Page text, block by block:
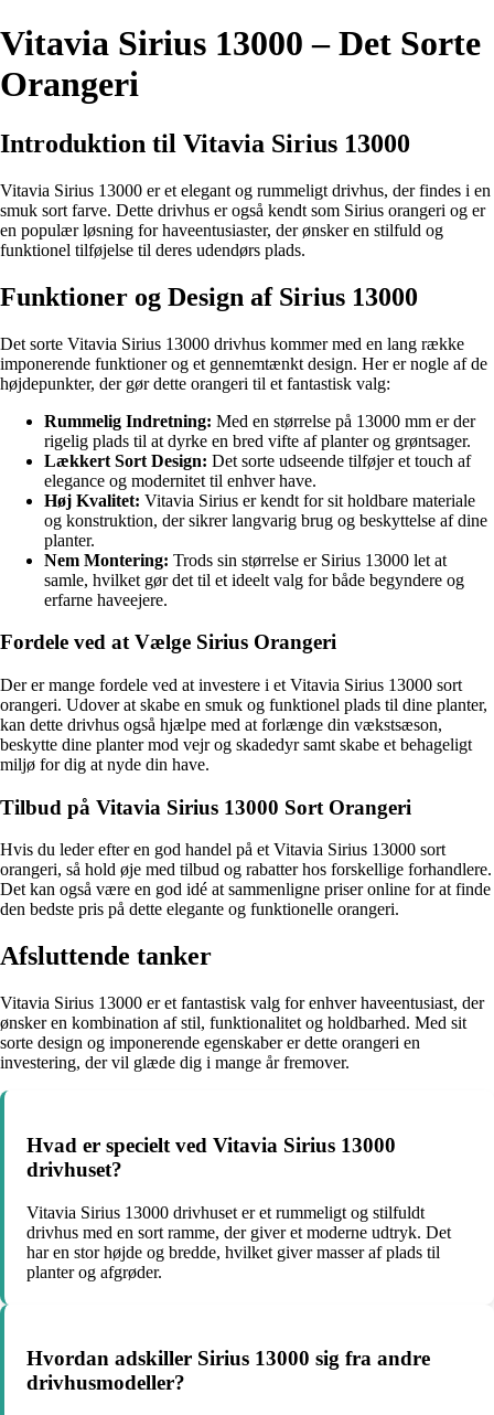
Vitavia Sirius 13000 – Det Sorte
Orangeri
Introduktion til Vitavia Sirius 13000
Vitavia Sirius 13000 er et elegant og rummeligt drivhus, der findes i en
smuk sort farve. Dette drivhus er også kendt som Sirius orangeri og er
en populær løsning for haveentusiaster, der ønsker en stilfuld og
funktionel tilføjelse til deres udendørs plads.
Funktioner og Design af Sirius 13000
Det sorte Vitavia Sirius 13000 drivhus kommer med en lang række
imponerende funktioner og et gennemtænkt design. Her er nogle af de
højdepunkter, der gør dette orangeri til et fantastisk valg:
Rummelig Indretning: Med en størrelse på 13000 mm er der
rigelig plads til at dyrke en bred vifte af planter og grøntsager.
Lækkert Sort Design: Det sorte udseende tilføjer et touch af
elegance og modernitet til enhver have.
Høj Kvalitet: Vitavia Sirius er kendt for sit holdbare materiale
og konstruktion, der sikrer langvarig brug og beskyttelse af dine
planter.
Nem Montering: Trods sin størrelse er Sirius 13000 let at
samle, hvilket gør det til et ideelt valg for både begyndere og
erfarne haveejere.
Fordele ved at Vælge Sirius Orangeri
Der er mange fordele ved at investere i et Vitavia Sirius 13000 sort
orangeri. Udover at skabe en smuk og funktionel plads til dine planter,
kan dette drivhus også hjælpe med at forlænge din vækstsæson,
beskytte dine planter mod vejr og skadedyr samt skabe et behageligt
miljø for dig at nyde din have.
Tilbud på Vitavia Sirius 13000 Sort Orangeri
Hvis du leder efter en god handel på et Vitavia Sirius 13000 sort
orangeri, så hold øje med tilbud og rabatter hos forskellige forhandlere.
Det kan også være en god idé at sammenligne priser online for at finde
den bedste pris på dette elegante og funktionelle orangeri.
Afsluttende tanker
Vitavia Sirius 13000 er et fantastisk valg for enhver haveentusiast, der
ønsker en kombination af stil, funktionalitet og holdbarhed. Med sit
sorte design og imponerende egenskaber er dette orangeri en
investering, der vil glæde dig i mange år fremover.
Hvad er specielt ved Vitavia Sirius 13000
drivhuset?
Vitavia Sirius 13000 drivhuset er et rummeligt og stilfuldt
drivhus med en sort ramme, der giver et moderne udtryk. Det
har en stor højde og bredde, hvilket giver masser af plads til
planter og afgrøder.
Hvordan adskiller Sirius 13000 sig fra andre
drivhusmodeller?